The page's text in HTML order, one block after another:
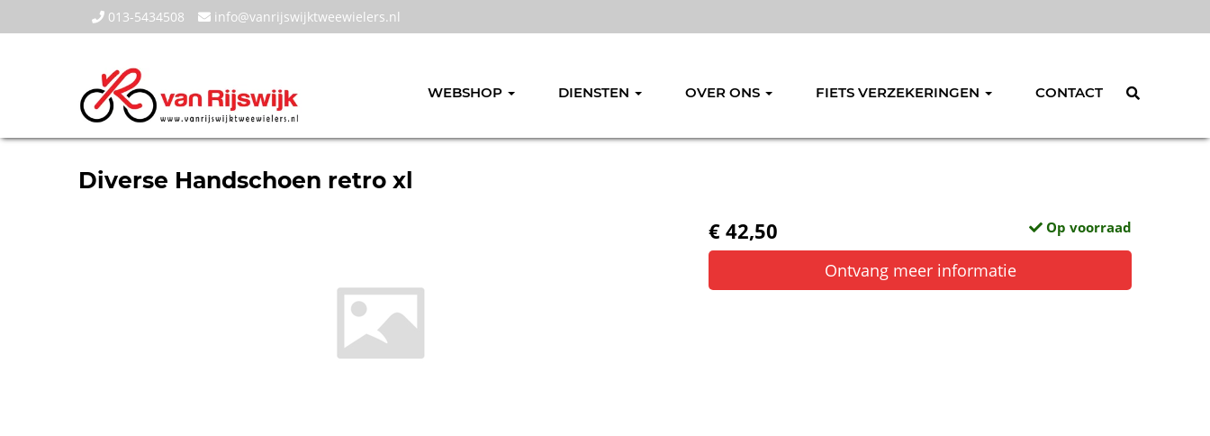
013-5434508 info@vanrijswijktweewielers.nl
WEBSHOP DIENSTEN OVER ONS FIETS VERZEKERINGEN CONTACT
Diverse Handschoen retro xl
€ 42,50
Op voorraad
Ontvang meer informatie